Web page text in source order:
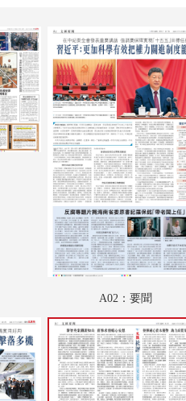
A02：要聞